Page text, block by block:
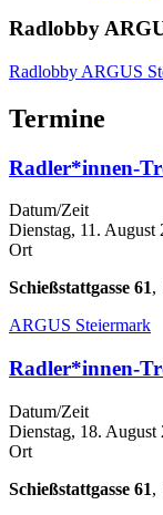
Radlobby
Radlobby ARGUS
Termine
Radler*innen-
Datum/Zeit
Dienstag, 11. August
Ort
Schießstattgasse 61,
ARGUS Steiermark
Radler*innen-
Datum/Zeit
Dienstag, 18. August
Ort
Schießstattgasse 61,